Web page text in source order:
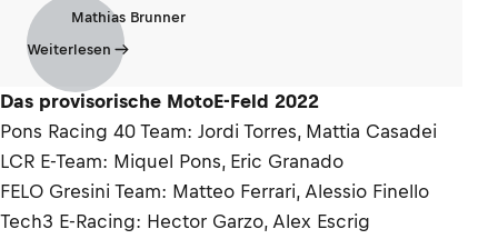
Mathias Brunner
Weiterlesen
Das provisorische MotoE-Feld 2022
Pons Racing 40 Team: Jordi Torres, Mattia Casadei
LCR E-Team: Miquel Pons, Eric Granado
FELO Gresini Team: Matteo Ferrari, Alessio Finello
Tech3 E-Racing: Hector Garzo, Alex Escrig